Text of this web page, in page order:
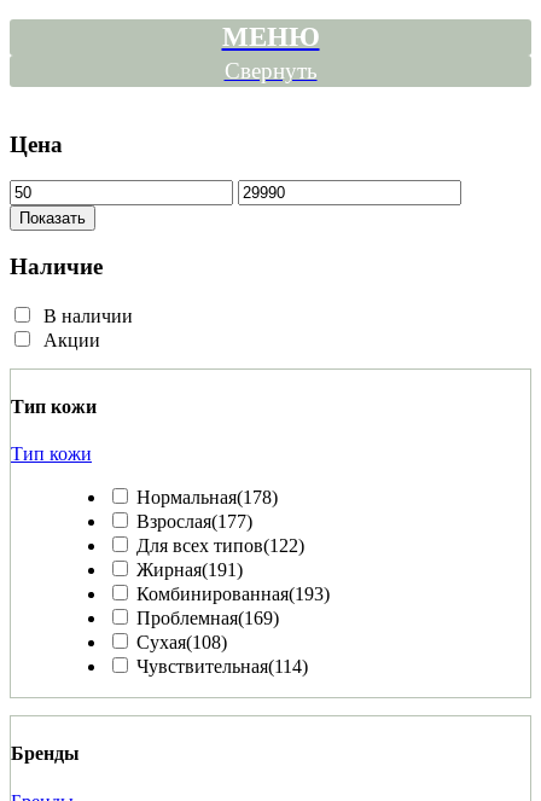
МЕНЮ
Свернуть
Цена
Показать
Наличие
В наличии
Акции
Тип кожи
Тип кожи
Нормальная(178)
Взрослая(177)
Для всех типов(122)
Жирная(191)
Комбинированная(193)
Проблемная(169)
Сухая(108)
Чувствительная(114)
Бренды